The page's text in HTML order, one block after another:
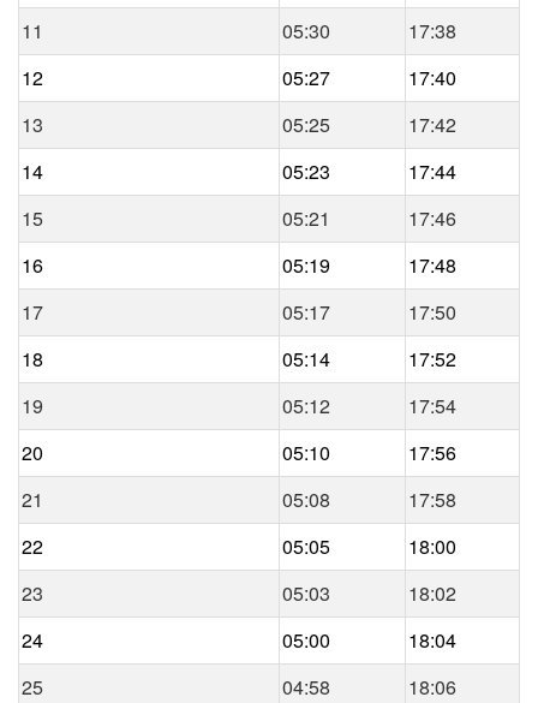
11
05:30
17:38
12
05:27
17:40
13
05:25
17:42
14
05:23
17:44
15
05:21
17:46
16
05:19
17:48
17
05:17
17:50
18
05:14
17:52
19
05:12
17:54
20
05:10
17:56
21
05:08
17:58
22
05:05
18:00
23
05:03
18:02
24
05:00
18:04
25
04:58
18:06